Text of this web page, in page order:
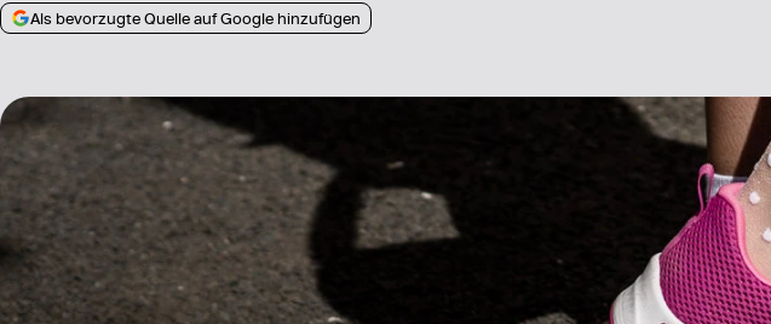
Als bevorzugte Quelle auf Google hinzufügen